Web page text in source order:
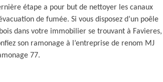
étape a pour but de nettoyer les canaux
de fumée. Si vous disposez d’un poêle
dans votre immobilier se trouvant à Favieres,
son ramonage à l’entreprise de renom MJ
77.